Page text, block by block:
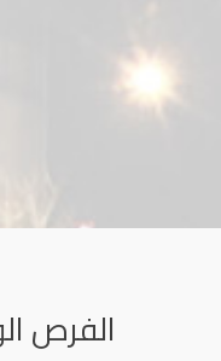
الفرص